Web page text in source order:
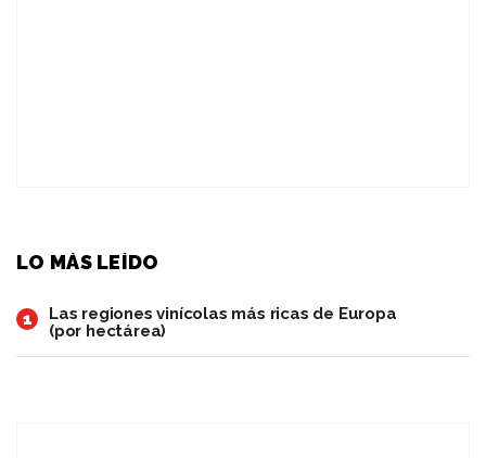
LO MÁS LEÍDO
1
Las regiones vinícolas más ricas de Europa
(por hectárea)